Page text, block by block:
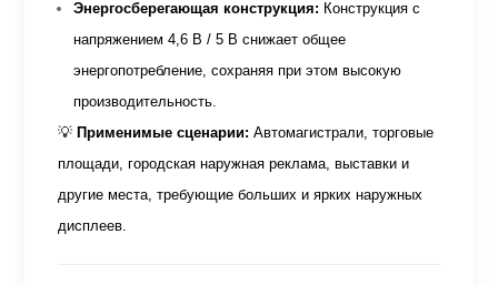
Энергосберегающая конструкция: Конструкция с
напряжением 4,6 В / 5 В снижает общее
энергопотребление, сохраняя при этом высокую
производительность.
💡Применимые сценарии: Автомагистрали, торговые
площади, городская наружная реклама, выставки и
другие места, требующие больших и ярких наружных
дисплеев.